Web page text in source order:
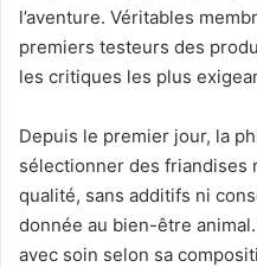
l’aventure. Véritables
premiers testeurs des
les critiques les plus
Depuis le premier jour, la
sélectionner des friandises
qualité, sans additifs ni
donnée au bien-être
avec soin selon sa